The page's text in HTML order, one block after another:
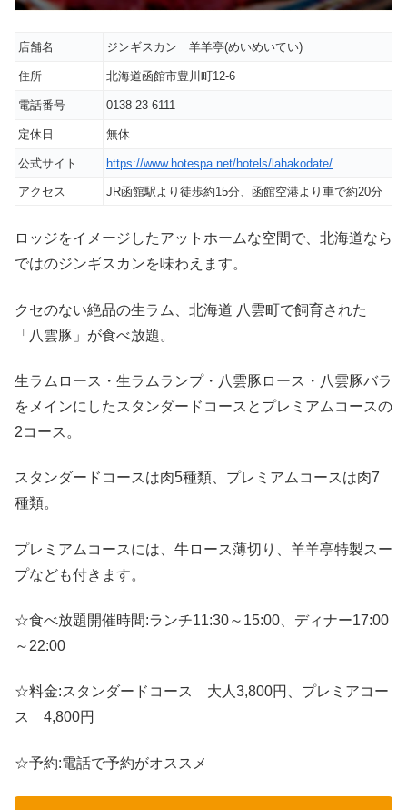
店舗名 ジンギスカン 羊羊亭(めいめいてい)
住所 北海道函館市豊川町12-6
電話番号 0138-23-6111
定休日 無休
公式サイト https://www.hotespa.net/hotels/lahakodate/
アクセス JR函館駅より徒歩約15分、函館空港より車で約20分
ロッジをイメージしたアットホームな空間で、北海道なら
ではのジンギスカンを味わえます。
クセのない絶品の生ラム、北海道 八雲町で飼育された
「八雲豚」が食べ放題。
生ラムロース・生ラムランプ・八雲豚ロース・八雲豚バラ
をメインにしたスタンダードコースとプレミアムコースの
2コース。
スタンダードコースは肉5種類、プレミアムコースは肉7
種類。
プレミアムコースには、牛ロース薄切り、羊羊亭特製スー
プなども付きます。
☆食べ放題開催時間:ランチ11:30～15:00、ディナー17:00
～22:00
☆料金:スタンダードコース 大人3,800円、プレミアコー
ス 4,800円
☆予約:電話で予約がオススメ